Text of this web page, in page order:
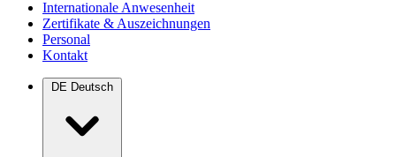
Internationale Anwesenheit
Zertifikate & Auszeichnungen
Personal
Kontakt
DE Deutsch